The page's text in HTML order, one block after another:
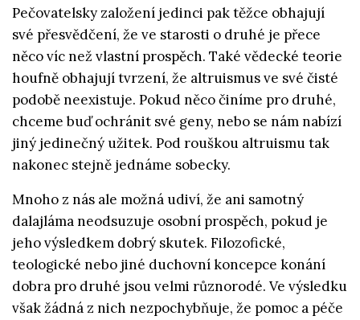
Pečovatelsky založení jedinci pak těžce obhajují
své přesvědčení, že ve starosti o druhé je přece
něco víc než vlastní prospěch. Také vědecké teorie
houfně obhajují tvrzení, že altruismus ve své čisté
podobě neexistuje. Pokud něco činíme pro druhé,
chceme buď ochránit své geny, nebo se nám nabízí
jiný jedinečný užitek. Pod rouškou altruismu tak
nakonec stejně jednáme sobecky.
Mnoho z nás ale možná udiví, že ani samotný
dalajláma neodsuzuje osobní prospěch, pokud je
jeho výsledkem dobrý skutek. Filozofické,
teologické nebo jiné duchovní koncepce konání
dobra pro druhé jsou velmi různorodé. Ve výsledku
však žádná z nich nezpochybňuje, že pomoc a péče